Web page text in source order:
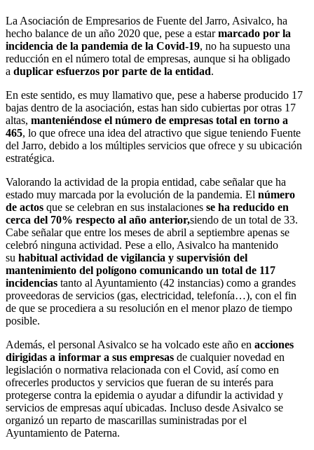
La Asociación de Empresarios de Fuente del Jarro, Asivalco, ha
hecho balance de un año 2020 que, pese a estarmarcado por la
incidencia de la pandemia de la Covid-19, no ha supuesto una
reducción en el número total de empresas, aunque si ha obligado
a duplicar esfuerzos por parte de la entidad.
En este sentido, es muy llamativo que, pese a haberse producido 17
bajas dentro de la asociación, estas han sido cubiertas por otras 17
altas, manteniéndose el número de empresas total en torno a
465, lo que ofrece una idea del atractivo que sigue teniendo Fuente
del Jarro, debido a los múltiples servicios que ofrece y su ubicación
estratégica.
Valorando la actividad de la propia entidad, cabe señalar que ha
estado muy marcada por la evolución de la pandemia. El número
de actos que se celebran en sus instalaciones se ha reducido en
cerca del 70% respecto al año anterior,siendo de un total de 33.
Cabe señalar que entre los meses de abril a septiembre apenas se
celebró ninguna actividad. Pese a ello, Asivalco ha mantenido
su habitual actividad de vigilancia y supervisión del
mantenimiento del polígono comunicando un total de 117
incidencias tanto al Ayuntamiento (42 instancias) como a grandes
proveedoras de servicios (gas, electricidad, telefonía…), con el fin
de que se procediera a su resolución en el menor plazo de tiempo
posible.
Además, el personal Asivalco se ha volcado este año en acciones
dirigidas a informar a sus empresas de cualquier novedad en
legislación o normativa relacionada con el Covid, así como en
ofrecerles productos y servicios que fueran de su interés para
protegerse contra la epidemia o ayudar a difundir la actividad y
servicios de empresas aquí ubicadas. Incluso desde Asivalco se
organizó un reparto de mascarillas suministradas por el
Ayuntamiento de Paterna.